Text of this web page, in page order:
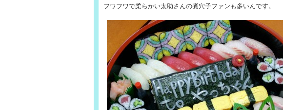
フワフワで柔らかい太助さんの煮穴子ファンも多いんです。